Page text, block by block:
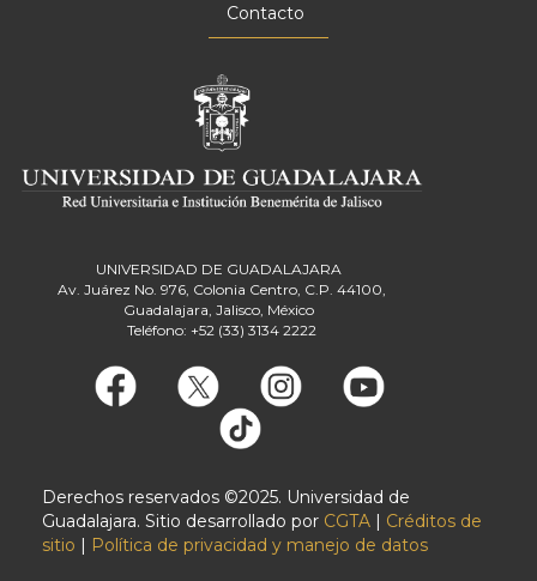
Contacto
UNIVERSIDAD DE GUADALAJARA
Av. Juárez No. 976, Colonia Centro, C.P. 44100,
Guadalajara, Jalisco, México
Teléfono: +52 (33) 3134 2222
Derechos reservados ©2025. Universidad de
Guadalajara. Sitio desarrollado por CGTA | Créditos de
sitio | Política de privacidad y manejo de datos